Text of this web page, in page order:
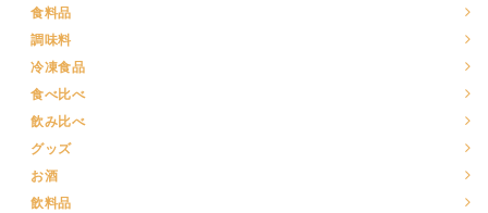
食料品
調味料
冷凍食品
食べ比べ
飲み比べ
グッズ
お酒
飲料品